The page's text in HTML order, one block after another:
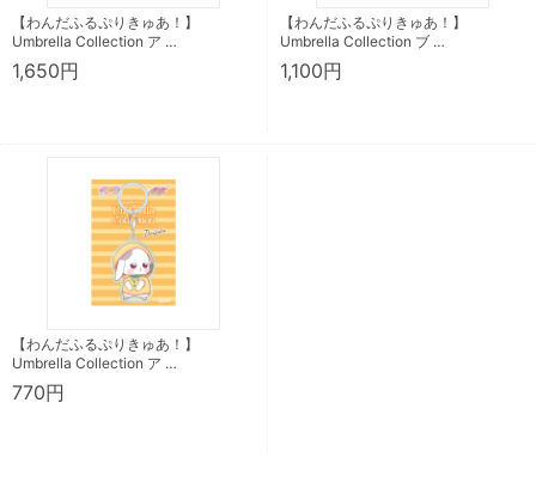
【わんだふるぷりきゅあ！】
Umbrella Collection ア …
1,650円
【わんだふるぷりきゅあ！】
Umbrella Collection ブ …
1,100円
【わんだふるぷりきゅあ！】
Umbrella Collection ア …
770円